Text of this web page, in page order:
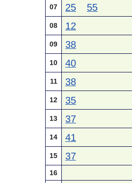
07 25 55
08 12
09 38
10 40
11 38
12 35
13 37
14 41
15 37
16